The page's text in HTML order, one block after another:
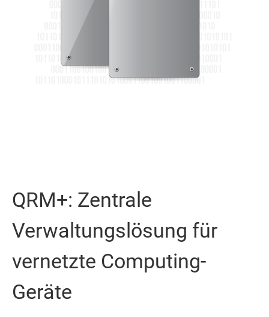
QRM+: Zentrale
Verwaltungslösung für
vernetzte Computing-
Geräte